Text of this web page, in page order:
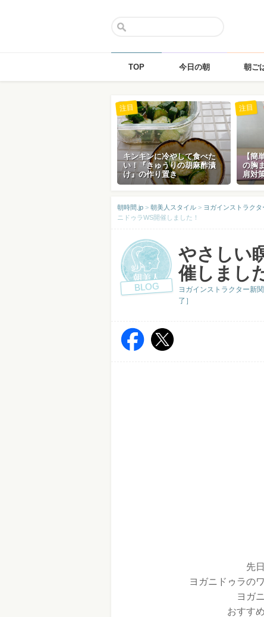
TOP 今日の朝 朝ご
キンキンに冷やして食べた
い！『きゅうりの胡麻酢漬
け』の作り置き
注目
【簡
の胸
肩対
注目
朝時間.jp > 朝美人スタイル > ヨガインストラクタ
ニドゥラWS開催しました！
BLOG
やさしい
催しまし
ヨガインストラクター新
了］
先
ヨガニドゥラの
ヨガ
おすす